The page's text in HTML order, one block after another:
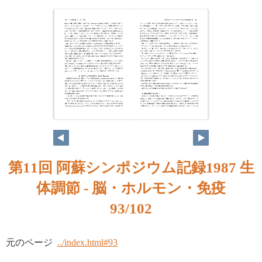
第11回 阿蘇シンポジウム記録1987 生
体調節 - 脳・ホルモン・免疫
93/102
元のページ ../index.html#93